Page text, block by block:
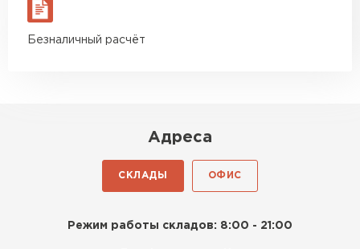
Безналичный расчёт
Адреса
СКЛАДЫ ОФИС
Режим работы складов: 8:00 - 21:00